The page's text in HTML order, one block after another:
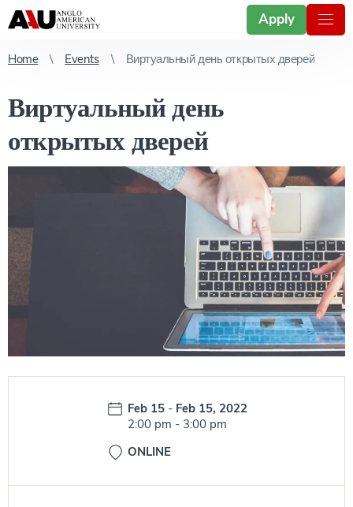
Apply
Home Events Виртуальный день открытых дверей
Виртуальный день
открытых дверей
Date:
Feb 15 -Feb 15, 2022
Time:
2:00 pm -3:00 pm
ONLINE